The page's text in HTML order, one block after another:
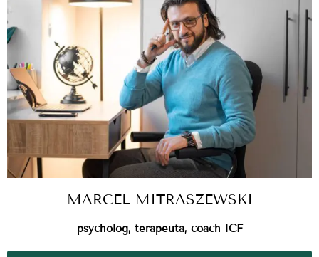
MARCEL MITRASZEWSKI
psycholog, terapeuta, coach ICF